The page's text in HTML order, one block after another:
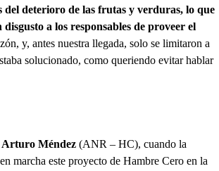
del deterioro de las frutas y verduras, lo que
a los responsables de proveer el
y, antes nuestra llegada, solo se limitaron a
solucionado, como queriendo evitar hablar
Arturo Méndez (ANR – HC), cuando la
marcha este proyecto de Hambre Cero en la